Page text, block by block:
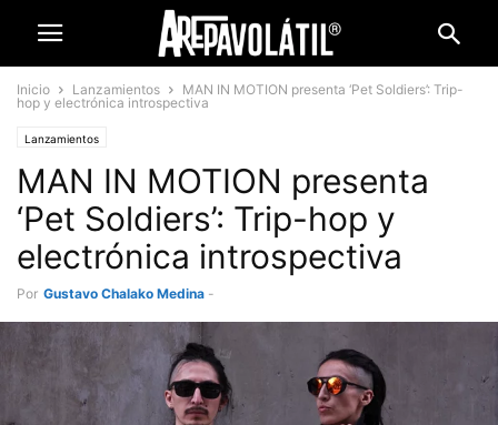
Inicio Lanzamientos
MAN IN MOTION presenta ‘Pet Soldiers’: Trip-
hop y electrónica introspectiva
Lanzamientos
MAN IN MOTION presenta
‘Pet Soldiers’: Trip-hop y
electrónica introspectiva
Por Gustavo Chalako Medina -